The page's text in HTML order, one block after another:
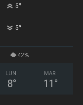
5°
5°
42%
LUN
8°
MAR
11 °